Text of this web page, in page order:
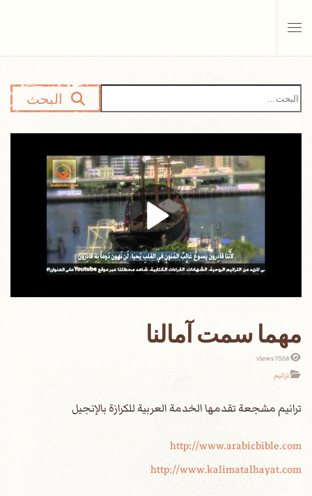
البحث
مهما سمت آمالنا
7558 views
ترانيم
http://www.arabicbible.com
http://www.kalimatalhayat.com